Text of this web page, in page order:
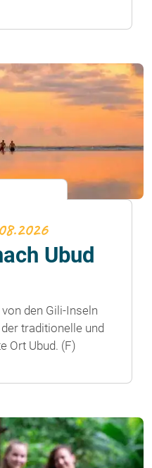
Ubud
den Gili-Inseln
traditionelle und
Ort Ubud. (F)